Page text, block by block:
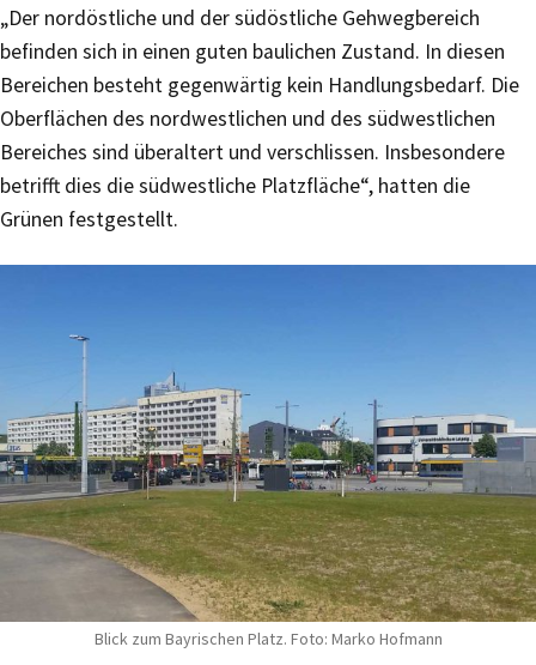
„Der nordöstliche und der südöstliche Gehwegbereich
befinden sich in einen guten baulichen Zustand. In diesen
Bereichen besteht gegenwärtig kein Handlungsbedarf. Die
Oberflächen des nordwestlichen und des südwestlichen
Bereiches sind überaltert und verschlissen. Insbesondere
betrifft dies die südwestliche Platzfläche“, hatten die
Grünen festgestellt.
Blick zum Bayrischen Platz. Foto: Marko Hofmann